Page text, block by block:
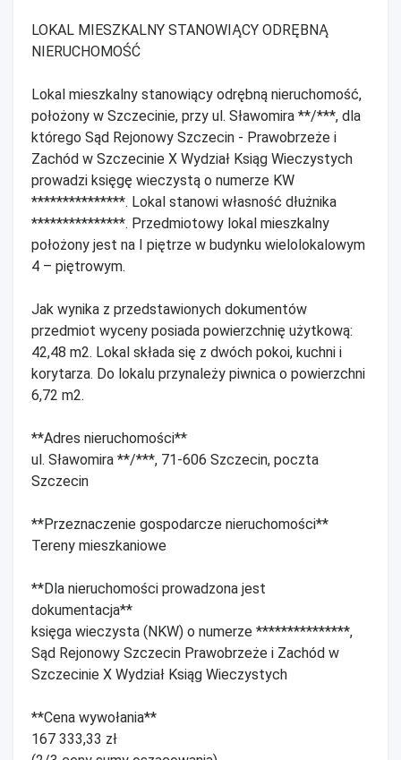
LOKAL MIESZKALNY STANOWIĄCY ODRĘBNĄ
NIERUCHOMOŚĆ
Lokal mieszkalny stanowiący odrębną nieruchomość,
położony w Szczecinie, przy ul. Sławomira **/***, dla
którego Sąd Rejonowy Szczecin - Prawobrzeże i
Zachód w Szczecinie X Wydział Ksiąg Wieczystych
prowadzi księgę wieczystą o numerze KW
***************. Lokal stanowi własność dłużnika
***************. Przedmiotowy lokal mieszkalny
położony jest na I piętrze w budynku wielolokalowym
4 – piętrowym.
Jak wynika z przedstawionych dokumentów
przedmiot wyceny posiada powierzchnię użytkową:
42,48 m2. Lokal składa się z dwóch pokoi, kuchni i
korytarza. Do lokalu przynależy piwnica o powierzchni
6,72 m2.
**Adres nieruchomości**
ul. Sławomira **/***, 71-606 Szczecin, poczta
Szczecin
**Przeznaczenie gospodarcze nieruchomości**
Tereny mieszkaniowe
**Dla nieruchomości prowadzona jest
dokumentacja**
księga wieczysta (NKW) o numerze ***************,
Sąd Rejonowy Szczecin Prawobrzeże i Zachód w
Szczecinie X Wydział Ksiąg Wieczystych
**Cena wywołania**
167 333,33 zł